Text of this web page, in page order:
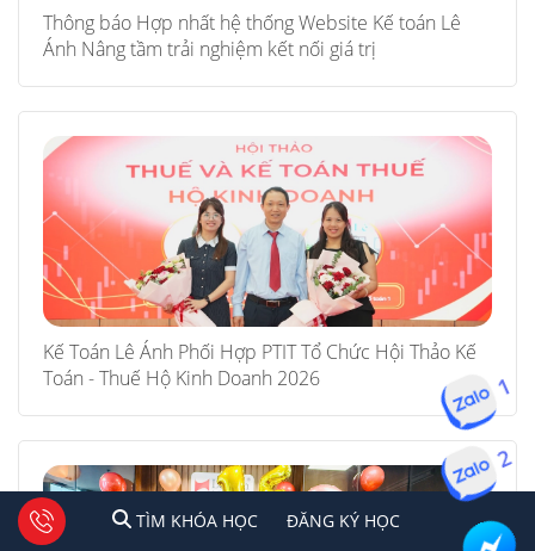
Thông báo Hợp nhất hệ thống Website Kế toán Lê
Ánh Nâng tầm trải nghiệm kết nối giá trị
Kế Toán Lê Ánh Phối Hợp PTIT Tổ Chức Hội Thảo Kế
Toán - Thuế Hộ Kinh Doanh 2026
TÌM KHÓA HỌC ĐĂNG KÍ HỌC
1 2 Tư vấn facebook
TÌM KHÓA HỌC ĐĂNG KÝ HỌC
1
2